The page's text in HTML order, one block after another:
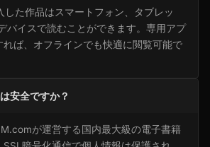
した作品はスマートフォン、タブレッ
バイスで読むことができます。専用アプ
れば、オフラインでも快適に閲覧可能で
安全ですか？
が運営する国内最大級の電子書籍